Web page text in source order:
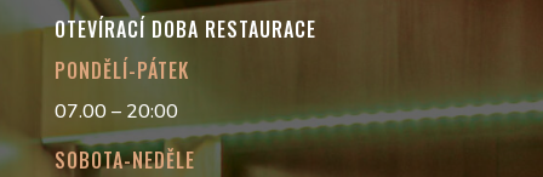
OTEVÍRACÍ DOBA RESTAURACE
PONDĚLÍ-PÁTEK
07.00 – 20:00
SOBOTA-NEDĚLE